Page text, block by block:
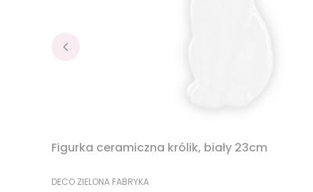
Figurka ceramiczna królik, biały 23cm
PRODUCENT
DECO ZIELONA FABRYKA